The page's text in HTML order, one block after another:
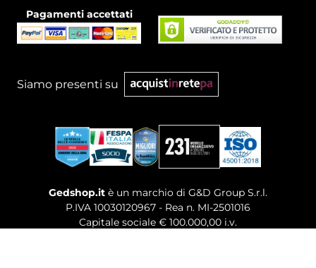
Pagamenti accettati
Siamo presenti su
Gedshop.it è un marchio di G&D Group S.r.l.
P.IVA 10030120967 - Rea n. MI-2501016
Capitale sociale € 100.000,00 i.v.